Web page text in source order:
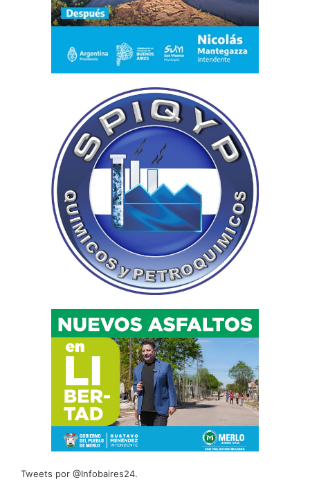
Tweets por @Infobaires24.